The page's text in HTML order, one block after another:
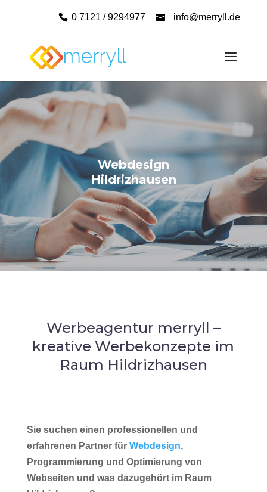
0 7121 / 9294977 info@merryll.de
Webdesign
Hildrizhausen
Werbeagentur merryll –
kreative Werbekonzepte im
Raum Hildrizhausen
Sie suchen einen professionellen und
erfahrenen Partner für Webdesign,
Programmierung und Optimierung von
Webseiten und was dazugehört im Raum